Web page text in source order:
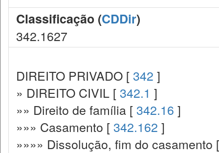
Classificação (CDDir)
342.1627
DIREITO PRIVADO [ 342 ]
» DIREITO CIVIL [ 342.1 ]
»» Direito de família [ 342.16 ]
»»» Casamento [ 342.162 ]
»»»» Dissolução, fim do